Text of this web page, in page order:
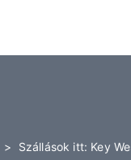
Szállások itt: Key